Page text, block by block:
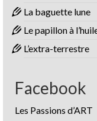
La baguette lune
Le papillon à
L’extra-terrestre
Facebook
Les Passions d’ART